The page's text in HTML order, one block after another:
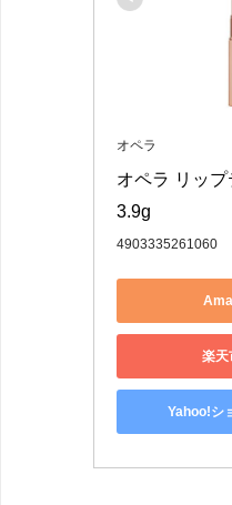
オペラ
オペラ リッ
3.9g
4903335261060
楽天
Yahoo!シ